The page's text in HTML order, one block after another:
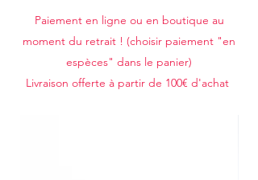
Paiement en ligne ou en boutique au
moment du retrait ! (choisir paiement "en
espèces" dans le panier)
Livraison offerte à partir de 100€ d'achat